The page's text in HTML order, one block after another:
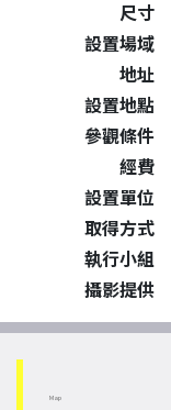
尺寸
設置場域
地址
設置地點
參觀條件
經費
設置單位
取得方式
執行小組
攝影提供
Map